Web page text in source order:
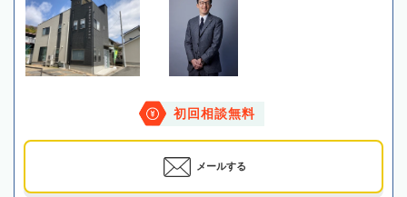
初回相談無料
メールする